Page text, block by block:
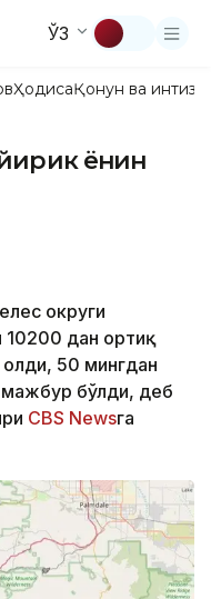
ЎЗ
ҲодисаҚонун ва
ёнғин
округи
10200 дан ортиқ
50 мингдан
мажбур бўлди, деб
CBS Newsга